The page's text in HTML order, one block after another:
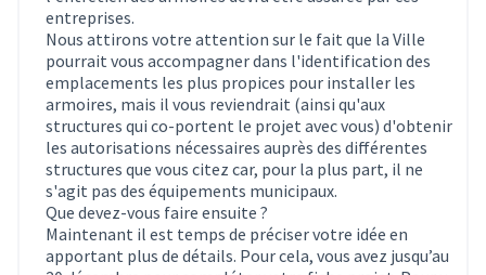
entreprises.
Nous attirons votre attention sur le fait que la Ville
pourrait vous accompagner dans l'identification des
emplacements les plus propices pour installer les
armoires, mais il vous reviendrait (ainsi qu'aux
structures qui co-portent le projet avec vous) d'obtenir
les autorisations nécessaires auprès des différentes
structures que vous citez car, pour la plus part, il ne
s'agit pas des équipements municipaux.
Que devez-vous faire ensuite ?
Maintenant il est temps de préciser votre idée en
apportant plus de détails. Pour cela, vous avez jusqu’au